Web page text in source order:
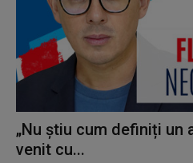
„Nu știu cum definiți un
venit cu...